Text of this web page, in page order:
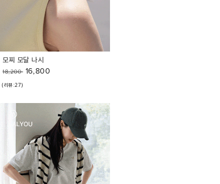
모찌 모달 나시
18,200 16,800
(리뷰:27)